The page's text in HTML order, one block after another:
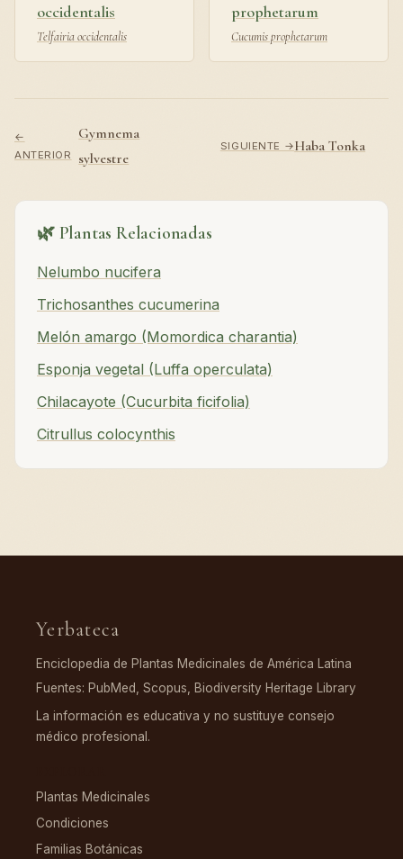
occidentalis
Telfairia occidentalis
prophetarum
Cucumis prophetarum
←
ANTERIOR
Gymnema
sylvestre
SIGUIENTE →Haba Tonka
🌿 Plantas Relacionadas
Nelumbo nucifera
Trichosanthes cucumerina
Melón amargo (Momordica charantia)
Esponja vegetal (Luffa operculata)
Chilacayote (Cucurbita ficifolia)
Citrullus colocynthis
Yerbateca
Enciclopedia de Plantas Medicinales de América Latina
Fuentes: PubMed, Scopus, Biodiversity Heritage Library
La información es educativa y no sustituye consejo
médico profesional.
Plantas Medicinales
Condiciones
Familias Botánicas